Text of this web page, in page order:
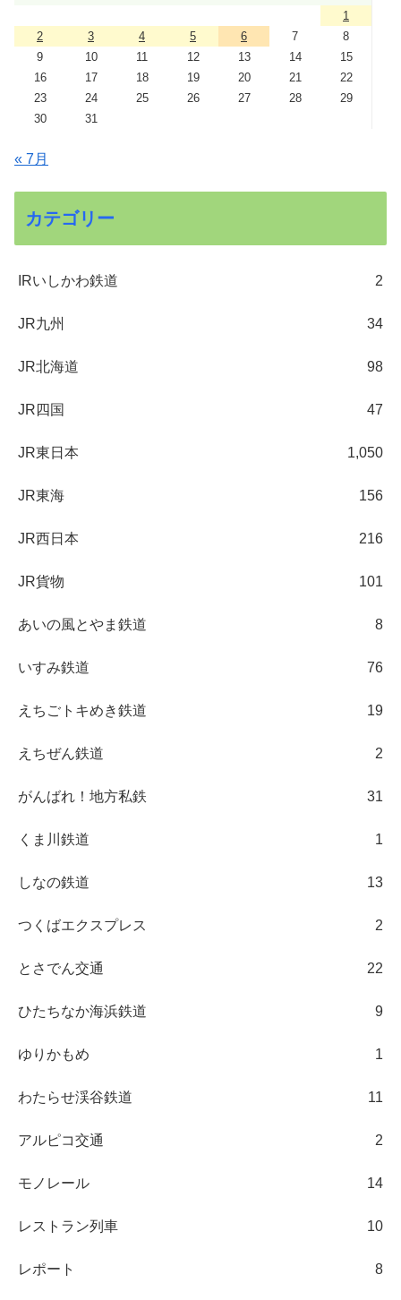
1
2
3 4 5 6 7
8
9
10 11 12 13 14
15
16
17 18 19 20 21
22
23
24 25 26 27 28
29
30
31
« 7月
カテゴリー
IRいしかわ鉄道 2
JR九州 34
JR北海道 98
JR四国 47
JR東日本 1,050
JR東海 156
JR西日本 216
JR貨物 101
あいの風とやま鉄道 8
いすみ鉄道 76
えちごトキめき鉄道 19
えちぜん鉄道 2
がんばれ！地方私鉄 31
くま川鉄道 1
しなの鉄道 13
つくばエクスプレス 2
とさでん交通 22
ひたちなか海浜鉄道 9
ゆりかもめ 1
わたらせ渓谷鉄道 11
アルピコ交通 2
モノレール 14
レストラン列車 10
レポート 8